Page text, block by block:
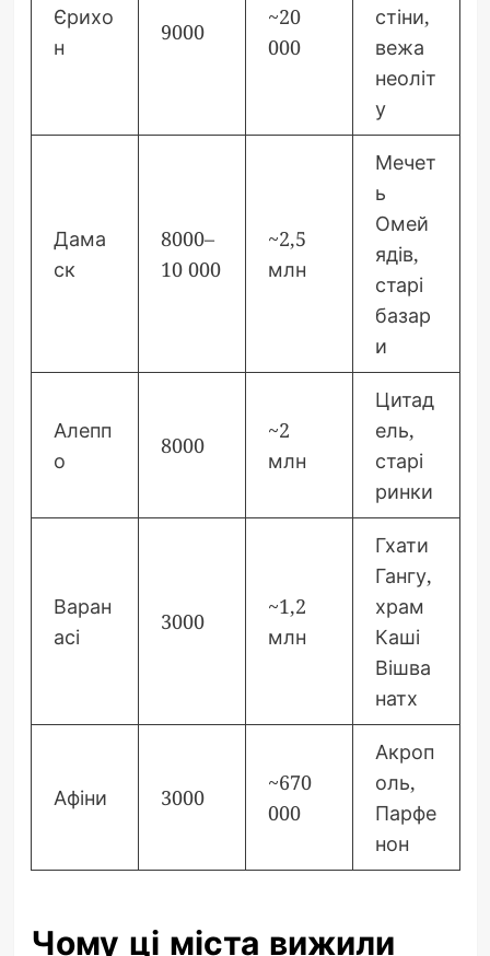
Єрихо
н
9000
~20
000
стіни,
вежа
неоліт
у
Дама
ск
8000–
10 000
~2,5
млн
Мечет
ь
Омей
ядів,
старі
базар
и
Алепп
о
8000
~2
млн
Цитад
ель,
старі
ринки
Варан
асі
3000
~1,2
млн
Гхати
Гангу,
храм
Каші
Вішва
натх
Афіни 3000
~670
000
Акроп
оль,
Парфе
нон
Чому ці міста вижили